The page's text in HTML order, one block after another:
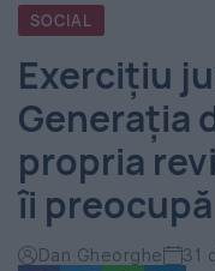
România
-
Evenimentul
Zilei
SOCIAL
Exerciţiu
Generaţia
propria
îi
Dan Gheorghe 31